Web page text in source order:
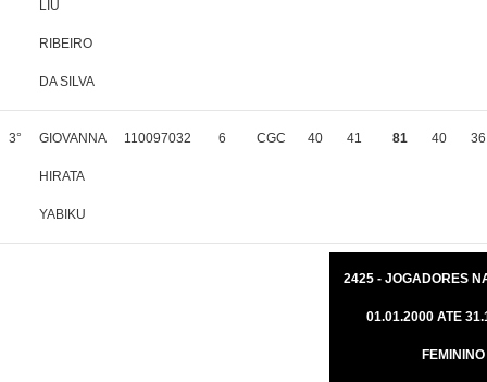
LIU
RIBEIRO
DA SILVA
3° GIOVANNA
HIRATA
YABIKU
110097032 6 CGC 40 41 81 40 36
2425 - JOGADORES
01.01.2000 ATE
FEMININO